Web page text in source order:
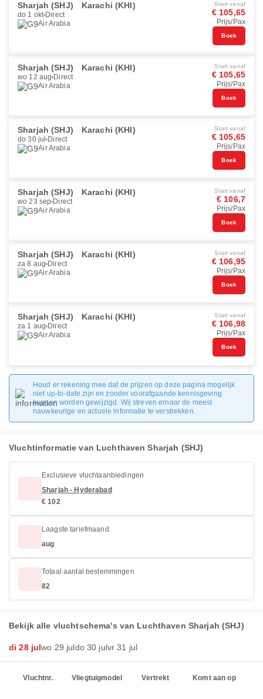
Sharjah (SHJ) Karachi (KHI)
do 1 okt Direct
Air Arabia
Start vanaf
€ 105,65
Prijs/Pax
Boek
Sharjah (SHJ) Karachi (KHI)
wo 12 aug Direct
Air Arabia
Start vanaf
€ 105,65
Prijs/Pax
Boek
Sharjah (SHJ) Karachi (KHI)
do 30 jul Direct
Air Arabia
Start vanaf
€ 105,65
Prijs/Pax
Boek
Sharjah (SHJ) Karachi (KHI)
wo 23 sep Direct
Air Arabia
Start vanaf
€ 106,7
Prijs/Pax
Boek
Sharjah (SHJ) Karachi (KHI)
za 8 aug Direct
Air Arabia
Start vanaf
€ 106,95
Prijs/Pax
Boek
Sharjah (SHJ) Karachi (KHI)
za 1 aug Direct
Air Arabia
Start vanaf
€ 106,98
Prijs/Pax
Boek
Houd er rekening mee dat de prijzen op deze pagina mogelijk
niet up-to-date zijn en zonder voorafgaande kennisgeving
kunnen worden gewijzigd. Wij streven ernaar de meest
nauwkeurige en actuele informatie te verstrekken.
Vluchtinformatie van Luchthaven Sharjah (SHJ)
Exclusieve vluchtaanbiedingen
Sharjah - Hyderabad
€ 102
Laagste tariefmaand
aug
Totaal aantal bestemmingen
82
Bekijk alle vluchtschema's van Luchthaven Sharjah (SHJ)
di 28 julwo 29 juldo 30 julvr 31 jul
Vluchtnr. Vliegtuigmodel Vertrekt Komt aan op